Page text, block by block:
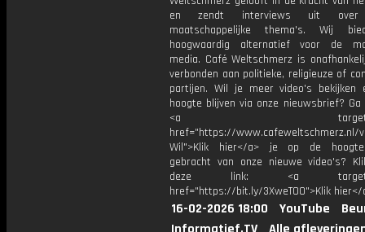
en zendt interviews uit over
maatschappelijke thema's. Wij
hoogwaardig alternatief voor de
media. Café Weltschmerz is
verbonden aan politieke, religieuze of
partijen. Wil je meer video's bekijken
hoogte blijven via onze nieuwsbrief? Ga
<a
href="https://www.cafeweltschmerz.nl/
Wil">Klik hier</a> je op de
gebracht van onze nieuwe video's?
deze link: <a
href="https://bit.ly/3XweTO0">Klik hier</
16-02-2026 18:00 YouTube